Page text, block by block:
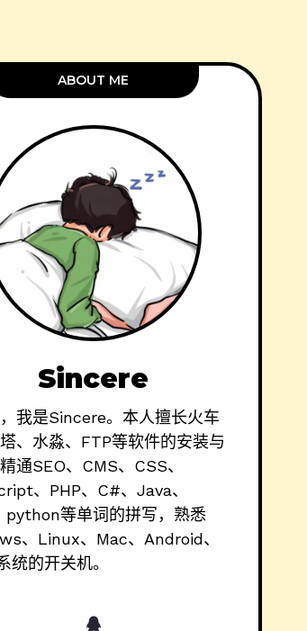
ABOUT ME
Sincere
我是Sincere。本人擅长火车
、水淼、FTP等软件的安装与
通SEO、CMS、CSS、
、PHP、C#、Java、
python等单词的拼写，熟悉
、Linux、Mac、Android、
统的开关机。